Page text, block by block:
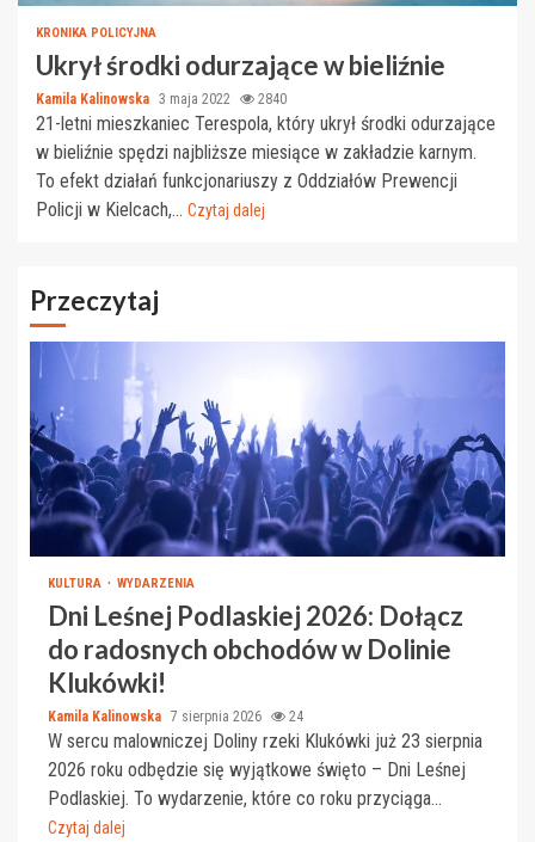
KRONIKA POLICYJNA
Ukrył środki odurzające w bieliźnie
Kamila Kalinowska 3 maja 2022 2840
21-letni mieszkaniec Terespola, który ukrył środki odurzające
w bieliźnie spędzi najbliższe miesiące w zakładzie karnym.
To efekt działań funkcjonariuszy z Oddziałów Prewencji
Policji w Kielcach,... Czytaj dalej
Przeczytaj
KULTURA WYDARZENIA
Dni Leśnej Podlaskiej 2026: Dołącz
do radosnych obchodów w Dolinie
Klukówki!
Kamila Kalinowska 7 sierpnia 2026 24
W sercu malowniczej Doliny rzeki Klukówki już 23 sierpnia
2026 roku odbędzie się wyjątkowe święto – Dni Leśnej
Podlaskiej. To wydarzenie, które co roku przyciąga...
Czytaj dalej